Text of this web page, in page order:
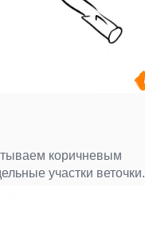
коричневым
участки веточки.